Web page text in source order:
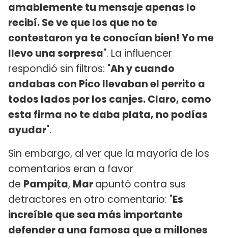
amablemente tu mensaje apenas lo
recibí. Se ve que los que no te
contestaron ya te conocían bien! Yo me
llevo una sorpresa". La influencer
respondió sin filtros: "Ah y cuando
andabas con Pico llevaban el perrito a
todos lados por los canjes. Claro, como
esta firma no te daba plata, no podías
ayudar".
Sin embargo, al ver que la mayoría de los
comentarios eran a favor
de Pampita, Marapuntó contra sus
detractores en otro comentario: "Es
increíble que sea más importante
defender a una famosa que a millones